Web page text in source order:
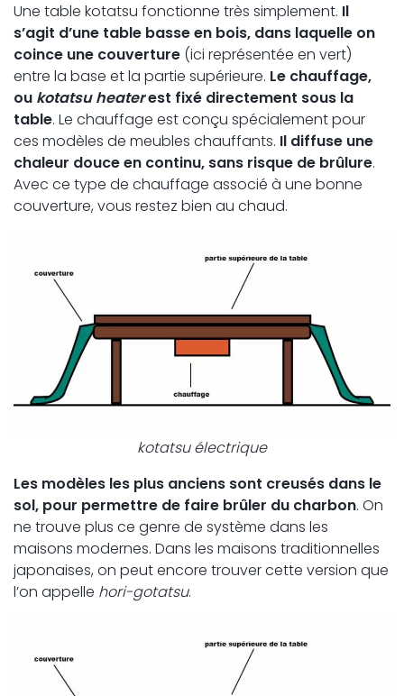
Une table kotatsu fonctionne très simplement. Il
s’agit d’une table basse en bois, dans laquelle on
coince une couverture (ici représentée en vert)
entre la base et la partie supérieure. Le chauffage,
ou kotatsu heaterest fixé directement sous la
table. Le chauffage est conçu spécialement pour
ces modèles de meubles chauffants. Il diffuse une
chaleur douce en continu, sans risque de brûlure.
Avec ce type de chauffage associé à une bonne
couverture, vous restez bien au chaud.
kotatsu électrique
Les modèles les plus anciens sont creusés dans le
sol, pour permettre de faire brûler du charbon. On
ne trouve plus ce genre de système dans les
maisons modernes. Dans les maisons traditionnelles
japonaises, on peut encore trouver cette version que
l’on appelle hori-gotatsu.